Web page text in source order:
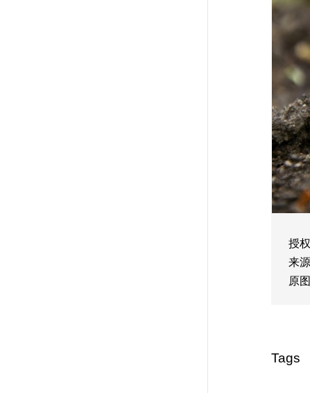
授
来源
原
Tags